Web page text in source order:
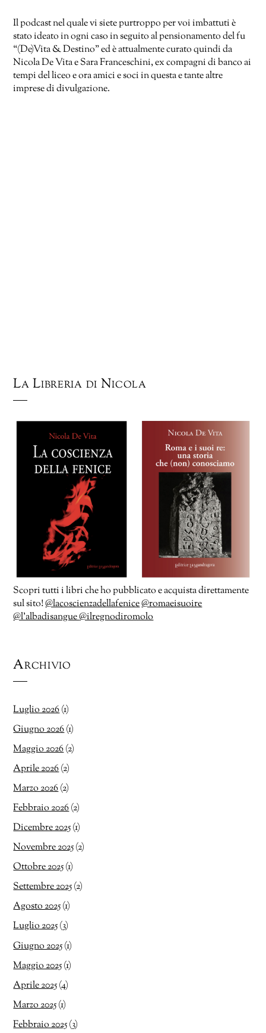
Il podcast nel quale vi siete purtroppo per voi imbattuti è
stato ideato in ogni caso in seguito al pensionamento del fu
“(De)Vita & Destino” ed è attualmente curato quindi da
Nicola De Vita e Sara Franceschini, ex compagni di banco ai
tempi del liceo e ora amici e soci in questa e tante altre
imprese di divulgazione.
La Libreria di Nicola
Scopri tutti i libri che ho pubblicato e acquista direttamente
sul sito!@lacoscienzadellafenice@romaeisuoire
@l’albadisangue@ilregnodiromolo
Archivio
Luglio 2026(1)
Giugno 2026(1)
Maggio 2026(2)
Aprile 2026(2)
Marzo 2026(2)
Febbraio 2026(2)
Dicembre 2025(1)
Novembre 2025(2)
Ottobre 2025(1)
Settembre 2025(2)
Agosto 2025(1)
Luglio 2025(3)
Giugno 2025(1)
Maggio 2025(1)
Aprile 2025(4)
Marzo 2025(1)
Febbraio 2025(3)